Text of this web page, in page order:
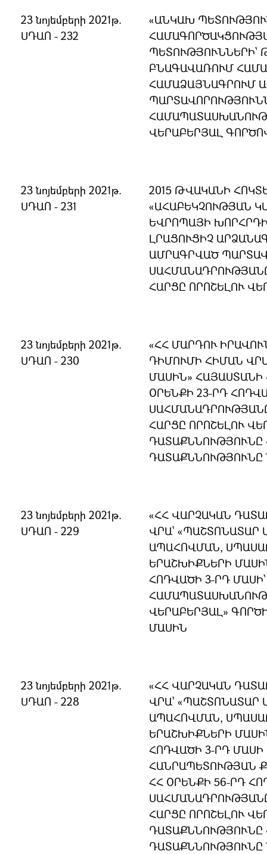
23 նոյեմբերի 2021թ.
ՍԴԱՈ - 232
«ԱՆԿԱԽ
ՊԵՏՈՒԹՅՈՒՆՆԵՐԻ՝
ԲՆԱԳԱՎԱՌՈՒՄ
ՀԱՄԱՁԱՅՆԱԳՐՈՒՄ
ՎԵՐԱԲԵՐՅԱԼ
23 նոյեմբերի 2021թ.
ՍԴԱՈ - 231
2015 ԹՎԱԿԱՆԻ
«ԱՀԱԲԵԿՉՈՒԹՅԱՆ
ԵՎՐՈՊԱՅԻ
ԼՐԱՑՈՒՑԻՉ
ԱՄՐԱԳՐՎԱԾ
ՀԱՐՑԸ ՈՐՈՇԵԼՈՒ
23 նոյեմբերի 2021թ.
ՍԴԱՈ - 230
«ՀՀ ՄԱՐԴՈՒ
ԴԻՄՈՒՄԻ ՀԻՄԱՆ
ՄԱՍԻՆ»
ՕՐԵՆՔԻ 23-ՐԴ
ՀԱՐՑԸ ՈՐՈՇԵԼՈՒ
ԴԱՏԱՔՆՆՈՒԹՅՈՒՆԸ
ԴԱՏԱՔՆՆՈՒԹՅՈՒՆԸ
23 նոյեմբերի 2021թ.
ՍԴԱՈ - 229
«ՀՀ ՎԱՐՉԱԿԱՆ
ՎՐԱ` «ՊԱՇՏՈՆԱՏԱՐ
ԱՊԱՀՈՎՄԱՆ,
ԵՐԱՇԽԻՔՆԵՐԻ
ՀՈԴՎԱԾԻ 3-ՐԴ
ՎԵՐԱԲԵՐՅԱԼ»
ՄԱՍԻՆ
23 նոյեմբերի 2021թ.
ՍԴԱՈ - 228
«ՀՀ ՎԱՐՉԱԿԱՆ
ՎՐԱ` «ՊԱՇՏՈՆԱՏԱՐ
ԱՊԱՀՈՎՄԱՆ,
ԵՐԱՇԽԻՔՆԵՐԻ
ՀՈԴՎԱԾԻ 3-ՐԴ
ՀԱՆՐԱՊԵՏՈՒԹՅԱՆ
ՀՀ ՕՐԵՆՔԻ 56-ՐԴ
ՀԱՐՑԸ ՈՐՈՇԵԼՈՒ
ԴԱՏԱՔՆՆՈՒԹՅՈՒՆԸ
ԴԱՏԱՔՆՆՈՒԹՅՈՒՆԸ